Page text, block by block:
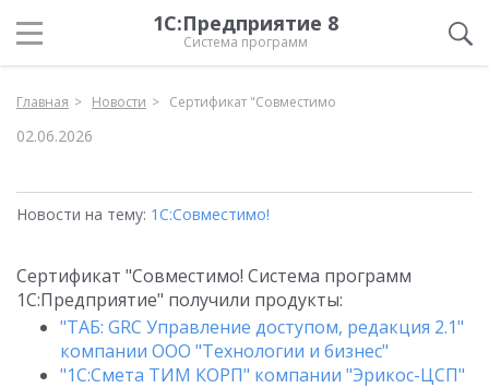
1С:Предприятие 8
Система программ
Главная Новости Сертификат "Совместимо
02.06.2026
Новости на тему: 1С:Совместимо!
Сертификат "Совместимо! Система программ
1С:Предприятие" получили продукты:
"ТАБ: GRC Управление доступом, редакция 2.1"
компании ООО "Технологии и бизнес"
"1С:Смета ТИМ КОРП" компании "Эрикос-ЦСП"